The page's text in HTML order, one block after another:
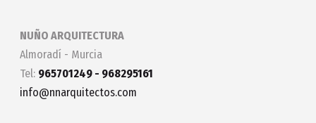
NUÑO ARQUITECTURA
Almoradí - Murcia
Tel: 965701249 - 968295161
info@nnarquitectos.com